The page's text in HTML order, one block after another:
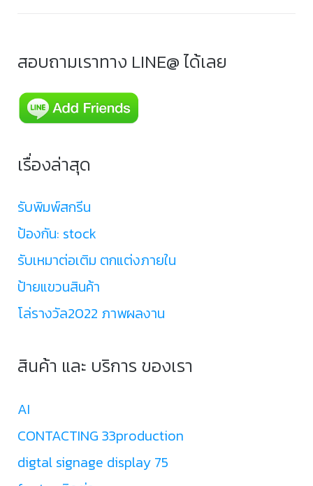
สอบถามเราทาง LINE@ ได้เลย
เรื่องล่าสุด
รับพิมพ์สกรีน
ป้องกัน: stock
รับเหมาต่อเติม ตกแต่งภายใน
ป้ายแขวนสินค้า
โล่รางวัล2022 ภาพผลงาน
สินค้า และ บริการ ของเรา
AI
CONTACTING 33production
digtal signage display 75